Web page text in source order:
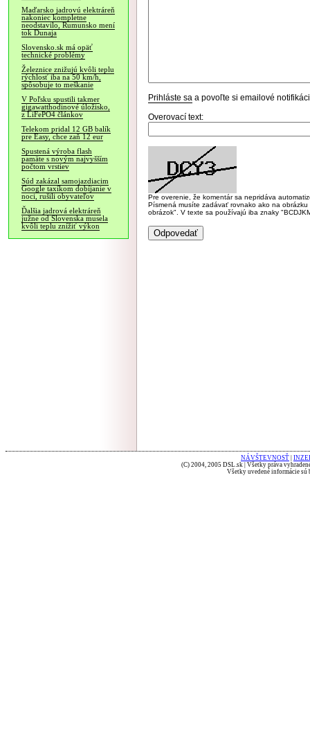
Maďarsko jadrovú elektráreň
nakoniec kompletne
neodstavilo, Rumunsko mení
tok Dunaja
Slovensko.sk má opäť
technické problémy
Železnice znižujú kvôli teplu
rýchlosť iba na 50 km/h,
spôsobuje to meškanie
V Poľsku spustili takmer
gigawatthodinové úložisko,
z LiFePO4 článkov
Telekom pridal 12 GB balík
pre Easy, chce zaň 12 eur
Spustená výroba flash
pamäte s novým najvyšším
počtom vrstiev
Súd zakázal samojazdiacim
Google taxíkom dobíjanie v
noci, rušili obyvateľov
Ďalšia jadrová elektráreň
južne od Slovenska musela
kvôli teplu znížiť výkon
Prihláste sa a povoľte si emailové
Overovací text:
Pre overenie, že komentár sa nepridáva
Písmená musíte zadávať rovnako ako na
obrázok". V texte sa používajú iba znaky
NÁVŠTEVNOSŤ
(C) 2004, 2005 DSL.sk | Všetky práva
Všetky uvedené informácie sú